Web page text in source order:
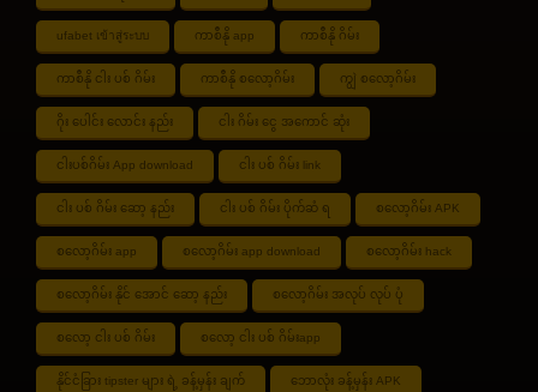
ufabet เข้าสู่ระบบ ကာစီနို app ကာစီနို ဂိမ်း
ကာစီနို ငါး ပစ် ဂိမ်း ကာစီနို စလော့ဂိမ်း ကျွဲ စလော့ဂိမ်း
ဂိုး ပေါင်း လောင်း နည်း ငါး ဂိမ်း ငွေ အကောင် ဆုံး
ငါးပစ်ဂိမ်း App download ငါး ပစ် ဂိမ်း link
ငါး ပစ် ဂိမ်း ဆော့ နည်း ငါး ပစ် ဂိမ်း ပိုက်ဆံ ရ စလော့ဂိမ်း APK
စလော့ဂိမ်း app စလော့ဂိမ်း app download စလော့ဂိမ်း hack
စလော့ဂိမ်း နိုင် အောင် ဆော့ နည်း စလော့ဂိမ်း အလုပ် လုပ် ပုံ
စလော့ ငါး ပစ် ဂိမ်း စလော့ ငါး ပစ် ဂိမ်းapp
နိုင်ငံခြား tipster များ ရဲ့ ခန့်မှန်း ချက် ဘောလုံး ခန့်မှန်း APK